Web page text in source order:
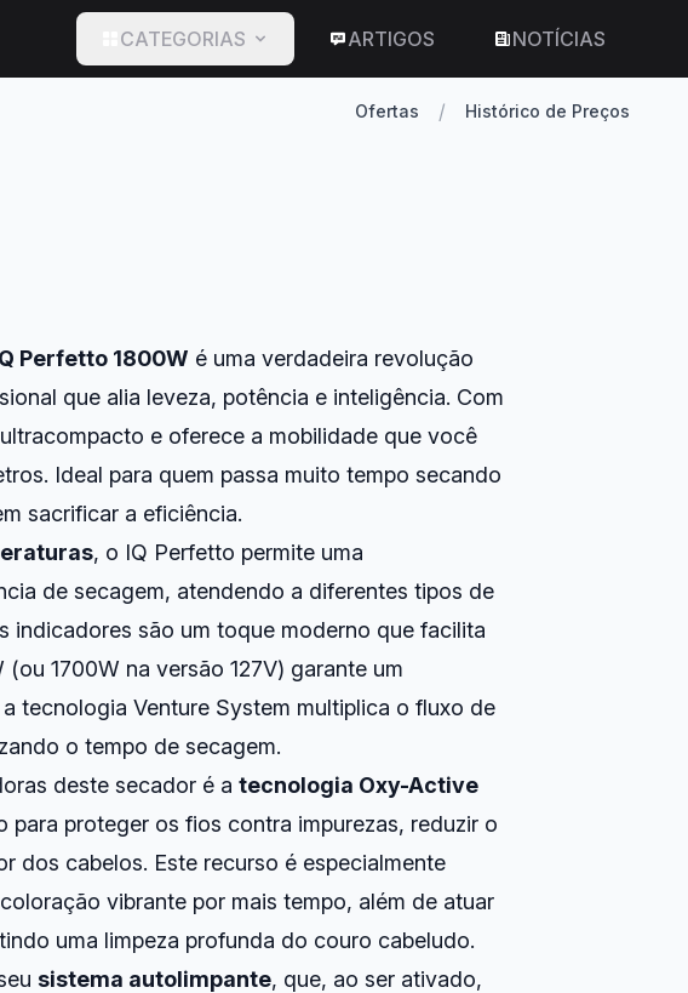
CATEGORIAS ARTIGOS NOTÍCIAS
Ofertas / Histórico de Preços
Perfetto 1800W é uma verdadeira revolução
que alia leveza, potência e inteligência. Com
e oferece a mobilidade que você
Ideal para quem passa muito tempo secando
sacrificar a eficiência.
, o IQ Perfetto permite uma
de secagem, atendendo a diferentes tipos de
indicadores são um toque moderno que facilita
1700W na versão 127V) garante um
tecnologia Venture System multiplica o fluxo de
o tempo de secagem.
deste secador é atecnologia Oxy-Active
para proteger os fios contra impurezas, reduzir o
dos cabelos. Este recurso é especialmente
vibrante por mais tempo, além de atuar
uma limpeza profunda do couro cabeludo.
sistema autolimpante, que, ao ser ativado,